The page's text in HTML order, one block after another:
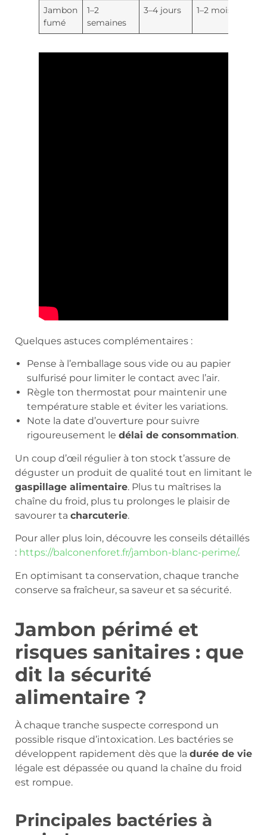
Jambon
fumé
1–2
semaines
3–4 jours 1–2 mois
Quelques astuces complémentaires :
Pense à l’emballage sous vide ou au papier
sulfurisé pour limiter le contact avec l’air.
Règle ton thermostat pour maintenir une
température stable et éviter les variations.
Note la date d’ouverture pour suivre
rigoureusement le délai de consommation.
Un coup d’œil régulier à ton stock t’assure de
déguster un produit de qualité tout en limitant le
gaspillage alimentaire. Plus tu maîtrises la
chaîne du froid, plus tu prolonges le plaisir de
savourer ta charcuterie.
Pour aller plus loin, découvre les conseils détaillés
: https://balconenforet.fr/jambon-blanc-perime/.
En optimisant ta conservation, chaque tranche
conserve sa fraîcheur, sa saveur et sa sécurité.
Jambon périmé et
risques sanitaires : que
dit la sécurité
alimentaire ?
À chaque tranche suspecte correspond un
possible risque d’intoxication. Les bactéries se
développent rapidement dès que la durée de vie
légale est dépassée ou quand la chaîne du froid
est rompue.
Principales bactéries à